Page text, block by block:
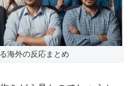
海外の反応まとめ